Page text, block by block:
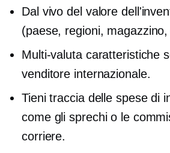
Dal vivo del valore
(paese, regioni,
Multi-valutacaratteristiche
venditore internazionale.
Tieni traccia delle spese di
come gli sprechi o le
corriere.